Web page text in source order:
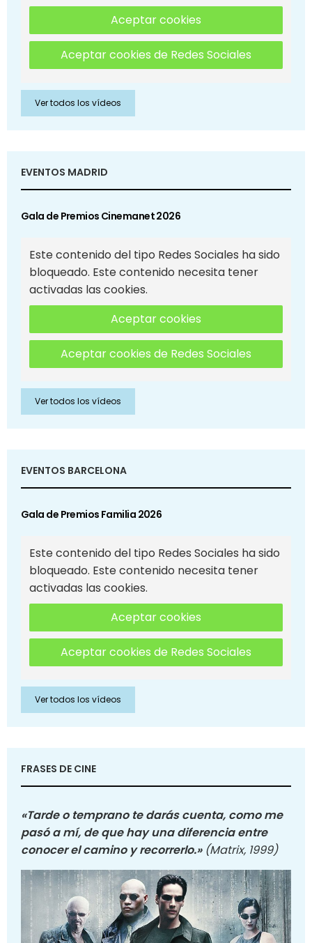
Aceptar cookies
Aceptar cookies de Redes Sociales
Ver todos los vídeos
EVENTOS MADRID
Gala de Premios Cinemanet 2026
Este contenido del tipo Redes Sociales ha sido
bloqueado. Este contenido necesita tener
activadas las cookies.
Aceptar cookies
Aceptar cookies de Redes Sociales
Ver todos los vídeos
EVENTOS BARCELONA
Gala de Premios Familia 2026
Este contenido del tipo Redes Sociales ha sido
bloqueado. Este contenido necesita tener
activadas las cookies.
Aceptar cookies
Aceptar cookies de Redes Sociales
Ver todos los vídeos
FRASES DE CINE
«Tarde o temprano te darás cuenta, como me
pasó a mí, de que hay una diferencia entre
conocer el camino y recorrerlo.» (Matrix, 1999)